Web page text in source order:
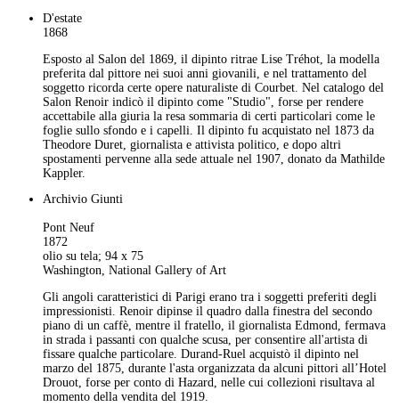
D'estate
1868
Esposto al Salon del 1869, il dipinto ritrae Lise Tréhot, la modella
preferita dal pittore nei suoi anni giovanili, e nel trattamento del
soggetto ricorda certe opere naturaliste di Courbet. Nel catalogo del
Salon Renoir indicò il dipinto come "Studio", forse per rendere
accettabile alla giuria la resa sommaria di certi particolari come le
foglie sullo sfondo e i capelli. Il dipinto fu acquistato nel 1873 da
Theodore Duret, giornalista e attivista politico, e dopo altri
spostamenti pervenne alla sede attuale nel 1907, donato da Mathilde
Kappler.
Archivio Giunti
Pont Neuf
1872
olio su tela; 94 x 75
Washington, National Gallery of Art
Gli angoli caratteristici di Parigi erano tra i soggetti preferiti degli
impressionisti. Renoir dipinse il quadro dalla finestra del secondo
piano di un caffè, mentre il fratello, il giornalista Edmond, fermava
in strada i passanti con qualche scusa, per consentire all'artista di
fissare qualche particolare. Durand-Ruel acquistò il dipinto nel
marzo del 1875, durante l'asta organizzata da alcuni pittori all’Hotel
Drouot, forse per conto di Hazard, nelle cui collezioni risultava al
momento della vendita del 1919.